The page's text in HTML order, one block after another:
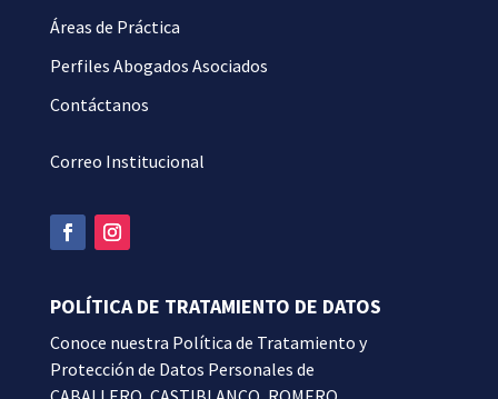
Áreas de Práctica
Perfiles Abogados Asociados
Contáctanos
Correo Institucional
POLÍTICA DE TRATAMIENTO DE DATOS
Conoce nuestra Política de Tratamiento y
Protección de Datos Personales de